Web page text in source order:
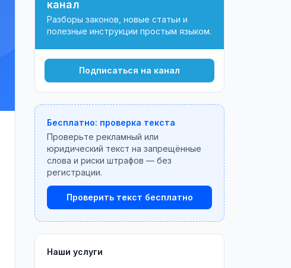
канал
Разборы законов, новые статьи и
полезные инструкции простым языком.
Подписаться на канал
Бесплатно: проверка текста
Проверьте рекламный или
юридический текст на запрещённые
слова и риски штрафов — без
регистрации.
Проверить текст бесплатно
Наши услуги